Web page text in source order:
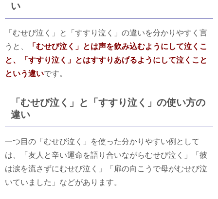
い
「むせび泣く」と「すすり泣く」の違いを分かりやすく言
うと、
「むせび泣く」とは声を飲み込むようにして泣くこ
と、「すすり泣く」とはすすりあげるようにして泣くこと
という違いです。
「むせび泣く」と「すすり泣く」の使い方の
違い
一つ目の「むせび泣く」を使った分かりやすい例として
は、「友人と辛い運命を語り合いながらむせび泣く」「彼
は涙を流さずにむせび泣く」「扉の向こうで母がむせび泣
いていました」などがあります。